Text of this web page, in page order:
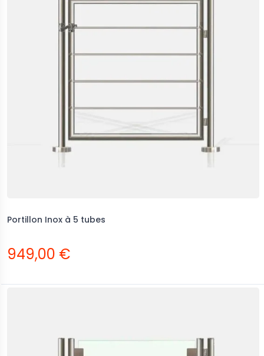
Portillon Inox à 5 tubes
949,00 €